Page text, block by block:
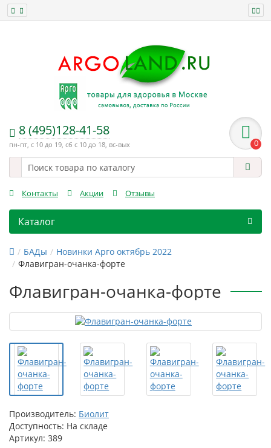
8 (495)128-41-58
пн-пт, с 10 до 19, сб с 10 до 18, вс-вых 0
Контакты Акции Отзывы
Каталог
БАДы
Новинки Арго октябрь 2022
Флавигран-очанка-форте
Флавигран-очанка-форте
Производитель: Биолит
Доступность: На складе
Артикул: 389